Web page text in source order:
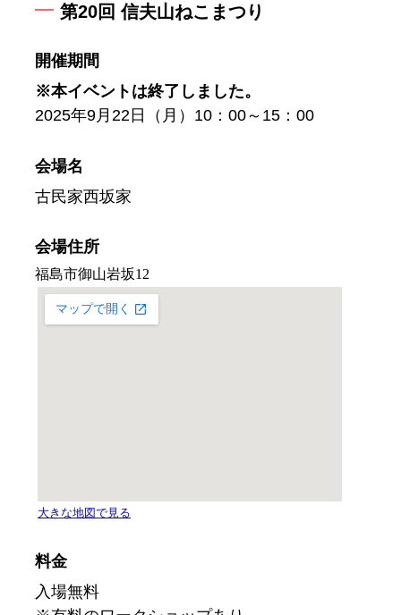
第20回 信夫山ねこまつり
開催期間
※本イベントは終了しました。
2025年9月22日（月）10：00～15：00
会場名
古民家西坂家
会場住所
料金
入場無料